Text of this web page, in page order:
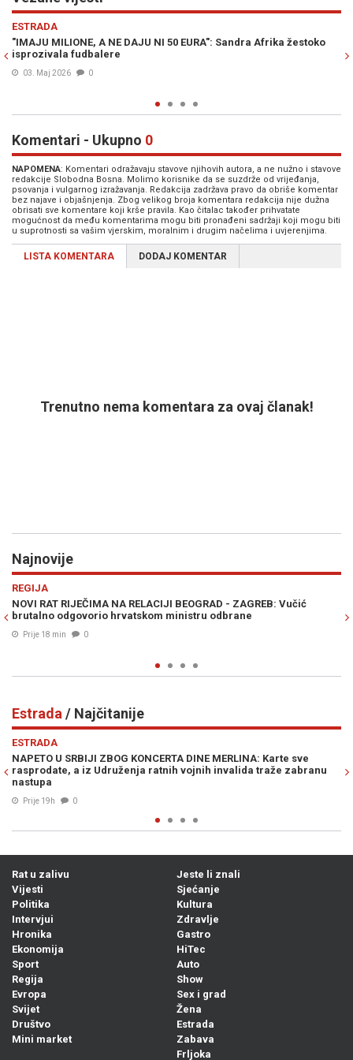
Afrika žestoko
SRBIJANSKA PJEVAČICA TVRDI: "U Dubaiju me
Komentari - Ukupno 0
NAPOMENA: Komentari odražavaju stavove njihovih autora, a ne nužno i stavove
redakcije Slobodna Bosna. Molimo korisnike da se suzdrže od vrijeđanja,
psovanja i vulgarnog izražavanja. Redakcija zadržava pravo da obriše komentar
bez najave i objašnjenja. Zbog velikog broja komentara redakcija nije dužna
obrisati sve komentare koji krše pravila. Kao čitalac također prihvatate
mogućnost da među komentarima mogu biti pronađeni sadržaji koji mogu biti
u suprotnosti sa vašim vjerskim, moralnim i drugim načelima i uvjerenjima.
LISTA KOMENTARA DODAJ KOMENTAR
Trenutno nema komentara za ovaj članak!
Najnovije
Vučić
SAVEZ KOJI SPREMA IZNENAĐENJE NA
liste koalicije okupljene oko NES-a
Estrada / Najčitanije
Karte sve
traže zabranu
"ON, KAO NI JA, NE PLAĆA KAFE NEKIM
bez dlake na jeziku o Dini Merlinu i estradnim
Rat u zalivu
Vijesti
Politika
Intervjui
Hronika
Ekonomija
Sport
Regija
Evropa
Svijet
Društvo
Mini market
Jeste li znali
Sjećanje
Kultura
Zdravlje
Gastro
HiTec
Auto
Show
Sex i grad
Žena
Estrada
Zabava
Frljoka